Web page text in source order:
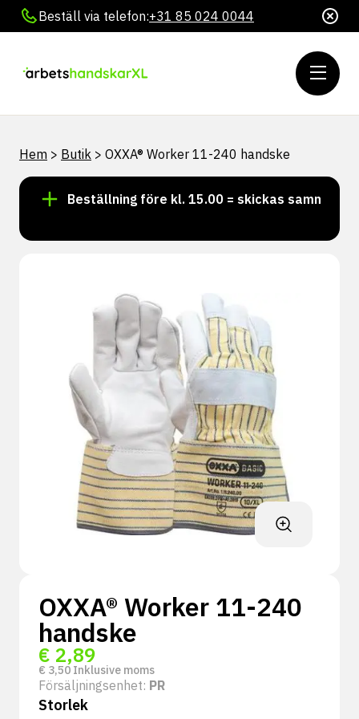
Beställ via telefon:+31 85 024 0044
Hem > Butik > OXXA® Worker 11-240 handske
Beställning före kl. 15.00 = skickas samma dag
OXXA® Worker 11-240
handske
€ 2,89
€ 3,50 Inklusive moms
Försäljningsenhet: PR
Storlek